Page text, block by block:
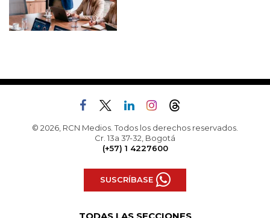
© 2026, RCN Medios. Todos los derechos reservados.
Cr. 13a 37-32, Bogotá
(+57) 1 4227600
SUSCRÍBASE